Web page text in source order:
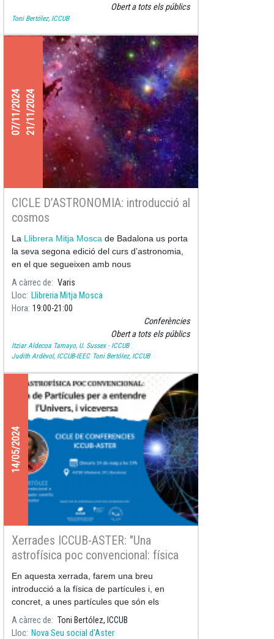
Obert a tots els públics
Toni Bertólez, ICCUB
07/11/202421/11/2024
CICLE D’ASTRONOMIA: introducció al
cosmos
La Llibrera Mitja Mosca de Badalona us porta
la seva segona edició del curs d’astronomia,
en el que segueixen amb nous
A càrrec de
Varis
Lloc Llibreria Mitja Mosca
Hora 19:00 21:00
Conferències
Obert a tots els públics
Itziar Aldecoa Tamayo, U. Sussex - ICCUB
Judith Ardèvol, ICCUB-IEEC Toni Bertólez, ICCUB
14/05/2024
Xerrades ICCUB-ASTER: "Una
astrofísica poc convencional: física
de partícules per a entendre
l'Univers, i viceversa"
En aquesta xerrada, farem una breu
introducció a la física de partícules i, en
concret, a unes partícules que són els
neutrins, així com als anomenats rajos
còsmics.
A càrrec de
Toni Bertólez, ICCUB
Lloc Nova Seu social d'Aster